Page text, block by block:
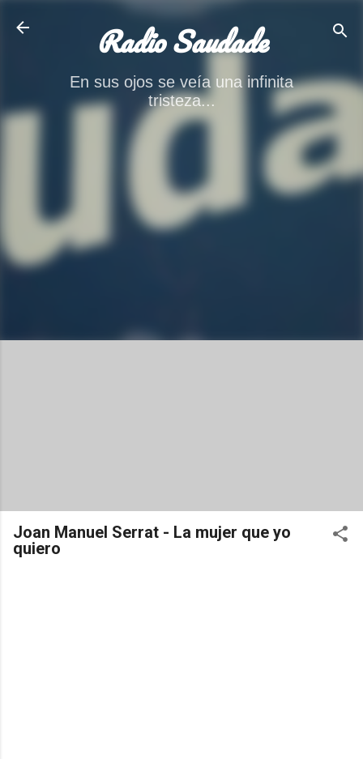
Radio Saudade
En sus ojos se veía una infinita
tristeza...
Joan Manuel Serrat - La mujer que yo
quiero